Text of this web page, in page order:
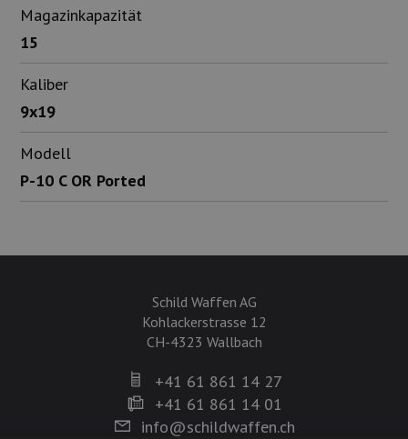
Magazinkapazität
15
Kaliber
9x19
Modell
P-10 C OR Ported
Schild Waffen AG
Kohlackerstrasse 12
CH-4323 Wallbach
+41 61 861 14 27
+41 61 861 14 01
info@schildwaffen.ch